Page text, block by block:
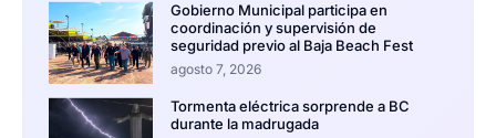
Gobierno Municipal participa en
coordinación y supervisión de
seguridad previo al Baja Beach Fest
agosto 7, 2026
Tormenta eléctrica sorprende a BC
durante la madrugada